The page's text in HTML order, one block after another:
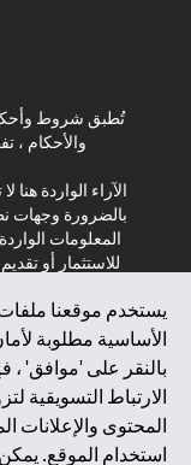
يستخدم موقعنا
الأساسية مطلوبة
بالنقر على 'موافق' ،
الارتباط التسويقية
المحتوى والإعلانات
استخدام الموقع.
تُطبق شروط
والأحكام ،
الآراء الواردة
بالضرورة وجهات
المعلومات
للاستثمار أو
لا يتم تقديم
المقيمين في
سويسرا أو
الفاتيكان أو
(لائحة حماية
العامة \ قانون